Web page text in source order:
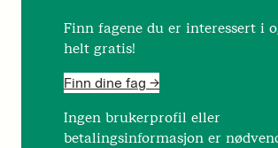
Finn fagene du er interessert i
helt gratis!
Finn dine fag ->
Ingen brukerprofil eller
betalingsinformasjon er